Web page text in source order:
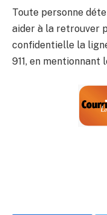
Toute personne
aider à la retrouver
confidentielle la
911, en mentionnant